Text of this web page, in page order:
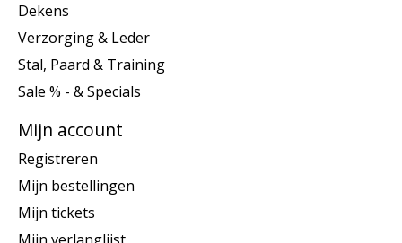
Dekens
Verzorging & Leder
Stal, Paard & Training
Sale % - & Specials
Mijn account
Registreren
Mijn bestellingen
Mijn tickets